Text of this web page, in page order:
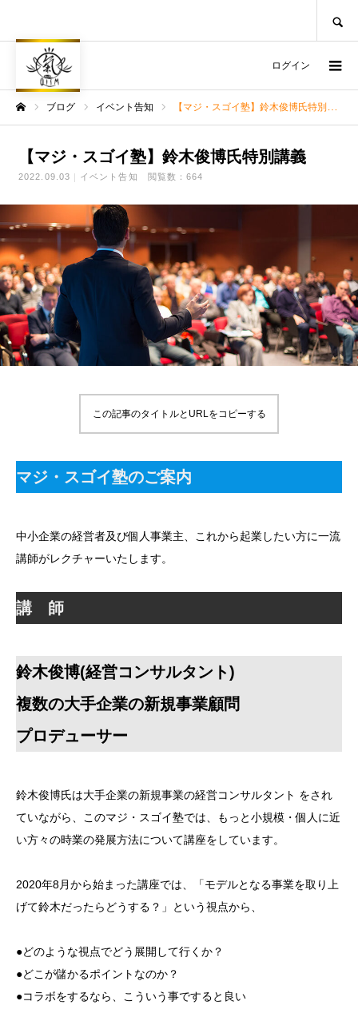
ログイン
ブログ イベント告知 【マジ・スゴイ塾】鈴木俊博氏特別講義
【マジ・スゴイ塾】鈴木俊博氏特別講義
2022.09.03 イベント告知 閲覧数：664
この記事のタイトルとURLをコピーする
マジ・スゴイ塾のご案内
中小企業の経営者及び個人事業主、これから起業したい方に一流
講師がレクチャーいたします。
講 師
鈴木俊博(経営コンサルタント)
複数の大手企業の新規事業顧問
プロデューサー
鈴木俊博氏は大手企業の新規事業の経営コンサルタント をされ
ていながら、このマジ・スゴイ塾では、もっと小規模・個人に近
い方々の時業の発展方法について講座をしています。
2020年8月から始まった講座では、「モデルとなる事業を取り上
げて鈴木だったらどうする？」という視点から、
●どのような視点でどう展開して行くか？
●どこが儲かるポイントなのか？
●コラボをするなら、こういう事ですると良い